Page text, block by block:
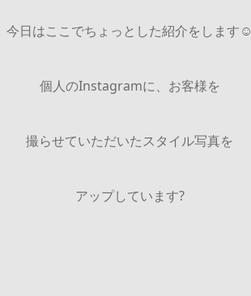
今日はここでちょっとした紹介をします☺︎
個人のInstagramに、お客様を
撮らせていただいたスタイル写真を
アップしています?